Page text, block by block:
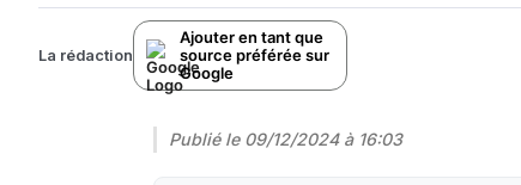
La rédaction
Ajouter en tant que
source préférée sur
Google
Publié le 09/12/2024 à 16:03